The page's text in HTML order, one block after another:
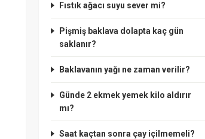
Fıstık ağacı suyu sever mi?
Pişmiş baklava dolapta kaç gün
saklanır?
Baklavanın yağı ne zaman verilir?
Günde 2 ekmek yemek kilo aldırır
mı?
Saat kaçtan sonra çay içilmemeli?